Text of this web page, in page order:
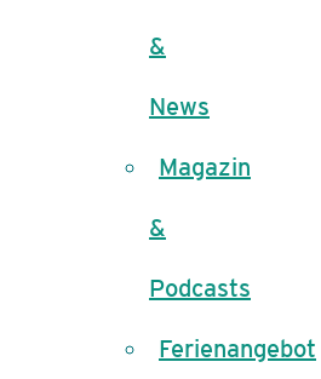
&
News
Magazin
&
Podcasts
Ferienangebot